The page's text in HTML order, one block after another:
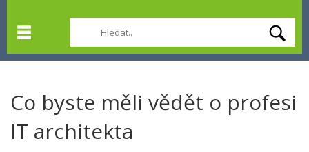
Co byste měli vědět o profesi
IT architekta